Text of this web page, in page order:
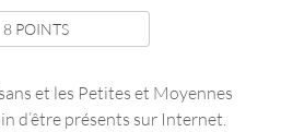
8 POINTS
et les Petites et Moyennes
d’être présents sur Internet.